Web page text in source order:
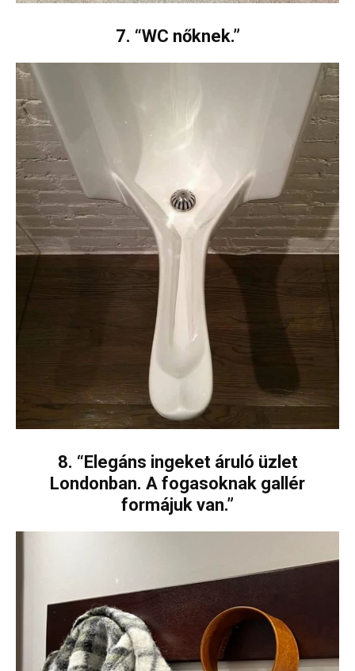
7. “WC nőknek.”
8. “Elegáns ingeket áruló üzlet
Londonban. A fogasoknak gallér
formájuk van.”